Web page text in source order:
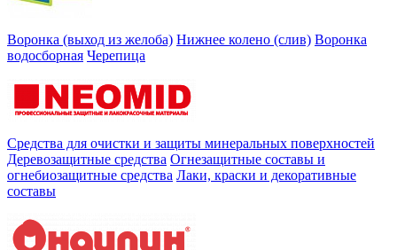
Воронка (выход из желоба) Нижнее колено (слив) Воронка
водосборная Черепица
Средства для очистки и защиты минеральных поверхностей
Деревозащитные средства Огнезащитные составы и
огнебиозащитные средства Лаки, краски и декоративные
составы